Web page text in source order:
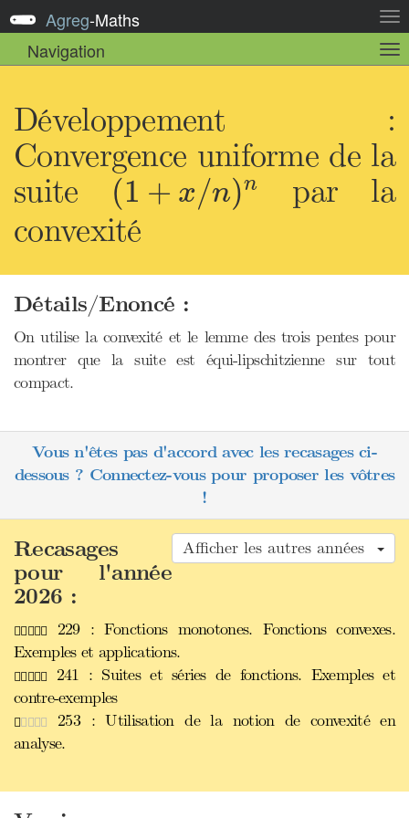
la
Agreg-Maths
Navigation
la
Développement :
Convergence uniforme de la
suite
(1 + x/n)n
(1+x/ n)n
par la
convexité
Détails/Enoncé :
On utilise la convexité et le lemme des trois pentes pour
montrer que la suite est équi-lipschitzienne sur tout
compact.
Vous n'êtes pas d'accord avec les recasages ci-
dessous ? Connectez-vous pour proposer les vôtres
!
Afficher les autres années
Recasages
pour l'année
2026 :
229 : Fonctions monotones. Fonctions convexes.
Exemples et applications.
241 : Suites et séries de fonctions. Exemples et
contre-exemples
253 : Utilisation de la notion de convexité en
analyse.